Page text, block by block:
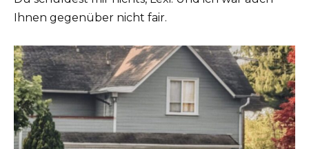
Ihnen gegenüber nicht fair.